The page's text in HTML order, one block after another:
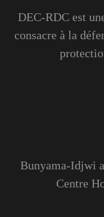
DEC-RDC est
consacre à la
Bunyama-Idjwi
Centre